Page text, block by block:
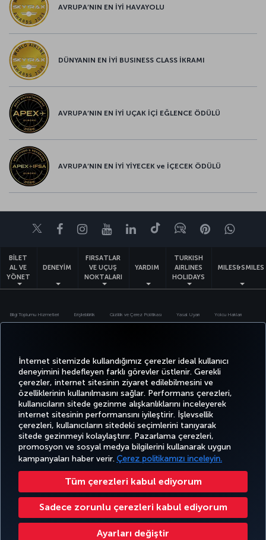
İnternet sitemizde kullandığımız çerezler ideal kullanıcı
deneyimini hedefleyen farklı görevler üstlenir. Gerekli
çerezler, internet sitesinin ziyaret edilebilmesini ve
özelliklerinin kullanılmasını sağlar. Performans çerezleri,
kullanıcıların sitede gezinme alışkanlıklarını inceleyerek
internet sitesinin performansını iyileştirir. İşlevsellik
çerezleri, kullanıcıların sitedeki seçimlerini tanıyarak
sitede gezinmeyi kolaylaştırır. Pazarlama çerezleri,
promosyon ve sosyal medya bilgilerini kullanarak uygun
kampanyaları haber verir. Çerez politikamızı inceleyin.
Tüm çerezleri kabul ediyorum
Sadece zorunlu çerezleri kabul ediyorum
Ayarları değiştir
AVRUPA’NIN EN İYİ HAVAYOLU
DÜNYANIN EN İYİ BUSINESS CLASS İKRAMI
AVRUPA’NIN EN İYİ UÇAK İÇİ EĞLENCE ÖDÜLÜ
AVRUPA’NIN EN İYİ YİYECEK ve İÇECEK ÖDÜLÜ
TwitterFacebookInstagram
YoutubeLinkedIn
TiktokBlogPinterest
BİLET
AL VE
YÖNET
DENEYİM
FIRSATLAR
VE UÇUŞ
NOKTALARI
YARDIM
TURKISH
AIRLINES
HOLIDAYS
MILES&SMILES
Bilgi Toplumu Hizmetleri Erişilebilirlik Gizlilik ve Çerez Politikası Yasal Uyarı Yolcu Hakları